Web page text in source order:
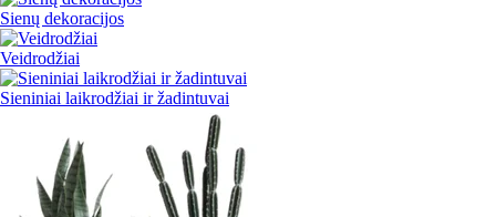
Sienų dekoracijos
Veidrodžiai
Sieniniai laikrodžiai ir žadintuvai